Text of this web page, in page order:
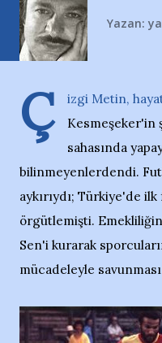
Yazan:
Ç
izgi Metin,
Kesmeşeker'in
sahasında
bilinmeyenlerdendi.
aykırıydı; Türkiye'de
örgütlemişti.
Sen'i kurarak
mücadeleyle